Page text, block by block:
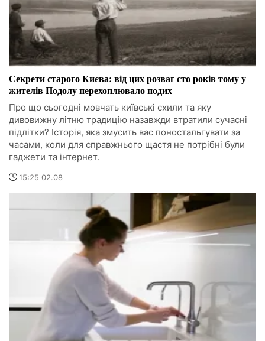
Секрети старого Києва: від цих розваг сто років тому у
жителів Подолу перехоплювало подих
Про що сьогодні мовчать київські схили та яку
дивовижну літню традицію назавжди втратили сучасні
підлітки? Історія, яка змусить вас поностальгувати за
часами, коли для справжнього щастя не потрібні були
гаджети та інтернет.
15:25 02.08